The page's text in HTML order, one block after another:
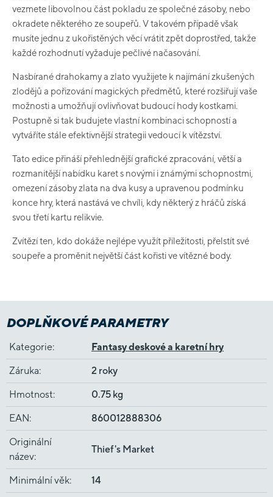
vezmete libovolnou část pokladu ze společné zásoby, nebo
okradete některého ze soupeřů. V takovém případě však
musíte jednu z ukořistěných věcí vrátit zpět doprostřed, takže
každé rozhodnutí vyžaduje pečlivé načasování.
Nasbírané drahokamy a zlato využijete k najímání zkušených
zlodějů a pořizování magických předmětů, které rozšiřují vaše
možnosti a umožňují ovlivňovat budoucí hody kostkami.
Postupně si tak budujete vlastní kombinaci schopností a
vytváříte stále efektivnější strategii vedoucí k vítězství.
Tato edice přináší přehlednější grafické zpracování, větší a
rozmanitější nabídku karet s novými i známými schopnostmi,
omezení zásoby zlata na dva kusy a upravenou podmínku
konce hry, která nastává ve chvíli, kdy některý z hráčů získá
svou třetí kartu relikvie.
Zvítězí ten, kdo dokáže nejlépe využít příležitosti, přelstít své
soupeře a proměnit největší část kořisti ve vítězné body.
DOPLŇKOVÉ PARAMETRY
Kategorie: Fantasy deskové a karetní hry
Záruka: 2 roky
Hmotnost: 0.75 kg
EAN: 860012888306
Originální
název:
Thief's Market
Minimální věk: 14